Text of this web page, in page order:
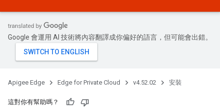
Google 會運用 AI 技術將內容翻譯成你偏好的語言，但可能會出錯。
Apigee Edge Edge for Private Cloud v4.52.02 安裝
這對你有幫助嗎？